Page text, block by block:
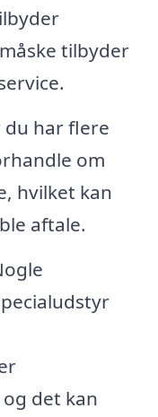
tilbyder
du har flere
om
hvilket kan
aftale.
det kan